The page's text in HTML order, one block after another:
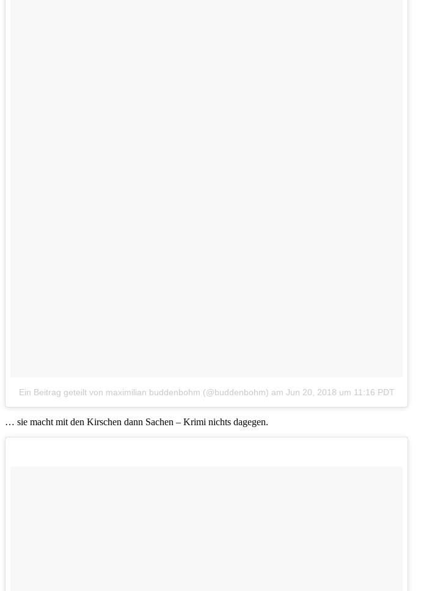
Ein Beitrag geteilt von maximilian buddenbohm (@buddenbohm) am Jun 20, 2018 um 11:16 PDT
… sie macht mit den Kirschen dann Sachen – Krimi nichts dagegen.